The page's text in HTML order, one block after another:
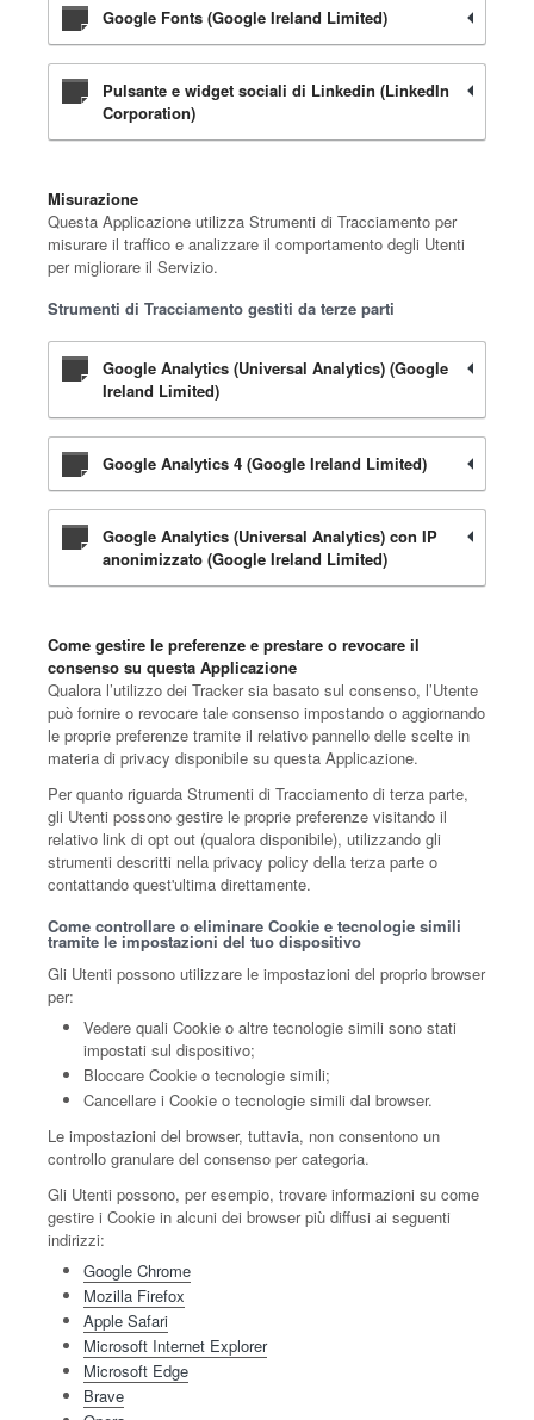
Google Fonts (Google Ireland Limited)
Pulsante e widget sociali di Linkedin (LinkedIn
Corporation)
Misurazione
Questa Applicazione utilizza Strumenti di Tracciamento per
misurare il traffico e analizzare il comportamento degli Utenti
per migliorare il Servizio.
Strumenti di Tracciamento gestiti da terze parti
Google Analytics (Universal Analytics) (Google
Ireland Limited)
Google Analytics 4 (Google Ireland Limited)
Google Analytics (Universal Analytics) con IP
anonimizzato (Google Ireland Limited)
Come gestire le preferenze e prestare o revocare il
consenso su questa Applicazione
Qualora l’utilizzo dei Tracker sia basato sul consenso, l’Utente
può fornire o revocare tale consenso impostando o aggiornando
le proprie preferenze tramite il relativo pannello delle scelte in
materia di privacy disponibile su questa Applicazione.
Per quanto riguarda Strumenti di Tracciamento di terza parte,
gli Utenti possono gestire le proprie preferenze visitando il
relativo link di opt out (qualora disponibile), utilizzando gli
strumenti descritti nella privacy policy della terza parte o
contattando quest'ultima direttamente.
Come controllare o eliminare Cookie e tecnologie simili
tramite le impostazioni del tuo dispositivo
Gli Utenti possono utilizzare le impostazioni del proprio browser
per:
Vedere quali Cookie o altre tecnologie simili sono stati
impostati sul dispositivo;
Bloccare Cookie o tecnologie simili;
Cancellare i Cookie o tecnologie simili dal browser.
Le impostazioni del browser, tuttavia, non consentono un
controllo granulare del consenso per categoria.
Gli Utenti possono, per esempio, trovare informazioni su come
gestire i Cookie in alcuni dei browser più diffusi ai seguenti
indirizzi:
Google Chrome
Mozilla Firefox
Apple Safari
Microsoft Internet Explorer
Microsoft Edge
Brave